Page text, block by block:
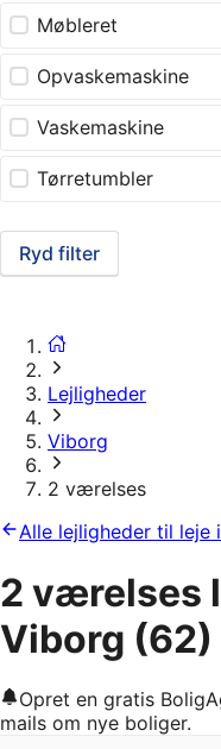
Møbleret
Opvaskemaskine
Vaskemaskine
Tørretumbler
Ryd filter
Lejligheder
Viborg
2 værelses
Alle lejligheder til leje
2 værelses
Viborg (62)
Opret en gratis
mails om nye boliger.